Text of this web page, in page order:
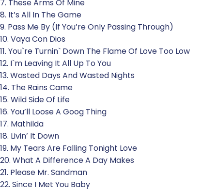
7. These Arms Of Mine
8. It’s All In The Game
9. Pass Me By (If You’re Only Passing Through)
10. Vaya Con Dios
11. You`re Turnin` Down The Flame Of Love Too Low
12. I`m Leaving It All Up To You
13. Wasted Days And Wasted Nights
14. The Rains Came
15. Wild Side Of Life
16. You’ll Loose A Goog Thing
17. Mathilda
18. Livin’ It Down
19. My Tears Are Falling Tonight Love
20. What A Difference A Day Makes
21. Please Mr. Sandman
22. Since I Met You Baby